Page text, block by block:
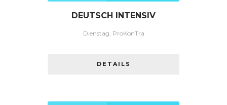
DEUTSCH INTENSIV
Dienstag, ProKonTra
DETAILS